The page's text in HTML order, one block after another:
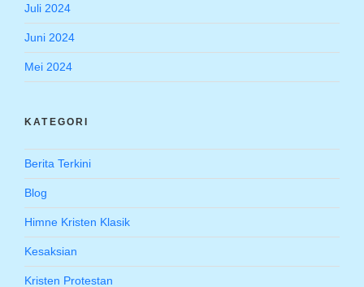
Juli 2024
Juni 2024
Mei 2024
KATEGORI
Berita Terkini
Blog
Himne Kristen Klasik
Kesaksian
Kristen Protestan